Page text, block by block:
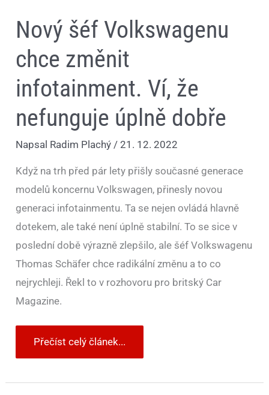
Nový šéf Volkswagenu
chce změnit
infotainment. Ví, že
nefunguje úplně dobře
Napsal Radim Plachý /21. 12. 2022
Když na trh před pár lety přišly současné generace
modelů koncernu Volkswagen, přinesly novou
generaci infotainmentu. Ta se nejen ovládá hlavně
dotekem, ale také není úplně stabilní. To se sice v
poslední době výrazně zlepšilo, ale šéf Volkswagenu
Thomas Schäfer chce radikální změnu a to co
nejrychleji. Řekl to v rozhovoru pro britský Car
Magazine.
Přečíst celý článek...